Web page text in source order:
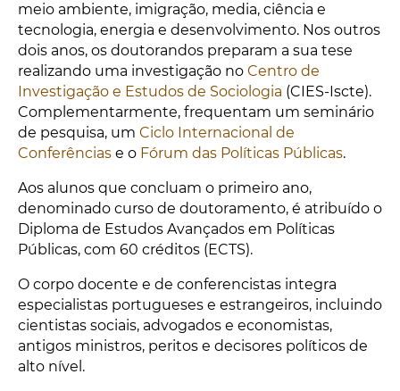
meio ambiente, imigração, media, ciência e
tecnologia, energia e desenvolvimento. Nos outros
dois anos, os doutorandos preparam a sua tese
realizando uma investigação no Centro de
Investigação e Estudos de Sociologia (CIES-Iscte).
Complementarmente, frequentam um seminário
de pesquisa, um Ciclo Internacional de
Conferências e o Fórum das Políticas Públicas.
Aos alunos que concluam o primeiro ano,
denominado curso de doutoramento, é atribuído o
Diploma de Estudos Avançados em Políticas
Públicas, com 60 créditos (ECTS).
O corpo docente e de conferencistas integra
especialistas portugueses e estrangeiros, incluindo
cientistas sociais, advogados e economistas,
antigos ministros, peritos e decisores políticos de
alto nível.